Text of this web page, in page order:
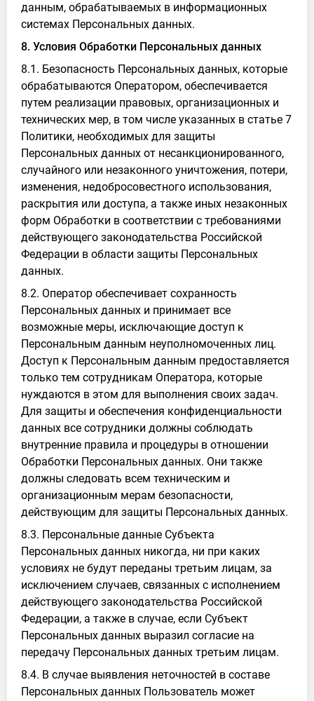
данным, обрабатываемых в информационных
системах Персональных данных.
8. Условия Обработки Персональных данных
8.1. Безопасность Персональных данных, которые
обрабатываются Оператором, обеспечивается
путем реализации правовых, организационных и
технических мер, в том числе указанных в статье 7
Политики, необходимых для защиты
Персональных данных от несанкционированного,
случайного или незаконного уничтожения, потери,
изменения, недобросовестного использования,
раскрытия или доступа, а также иных незаконных
форм Обработки в соответствии с требованиями
действующего законодательства Российской
Федерации в области защиты Персональных
данных.
8.2. Оператор обеспечивает сохранность
Персональных данных и принимает все
возможные меры, исключающие доступ к
Персональным данным неуполномоченных лиц.
Доступ к Персональным данным предоставляется
только тем сотрудникам Оператора, которые
нуждаются в этом для выполнения своих задач.
Для защиты и обеспечения конфиденциальности
данных все сотрудники должны соблюдать
внутренние правила и процедуры в отношении
Обработки Персональных данных. Они также
должны следовать всем техническим и
организационным мерам безопасности,
действующим для защиты Персональных данных.
8.3. Персональные данные Субъекта
Персональных данных никогда, ни при каких
условиях не будут переданы третьим лицам, за
исключением случаев, связанных с исполнением
действующего законодательства Российской
Федерации, а также в случае, если Субъект
Персональных данных выразил согласие на
передачу Персональных данных третьим лицам.
8.4. В случае выявления неточностей в составе
Персональных данных Пользователь может